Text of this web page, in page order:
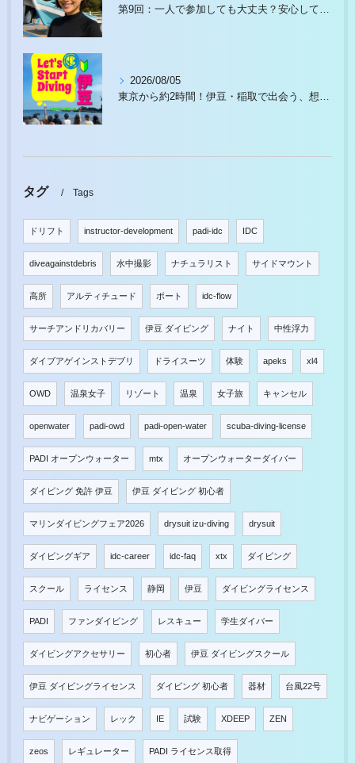
第9回：一人で参加しても大丈夫？安心して始められる理由があります
2026/08/05
東京から約2時間！伊豆・稲取で出会う、想像以上の水中世界
タグ Tags
ドリフト instructor-development padi-idc IDC
diveagainstdebris 水中撮影 ナチュラリスト サイドマウント
高所 アルティチュード ボート idc-flow
サーチアンドリカバリー 伊豆 ダイビング ナイト 中性浮力
ダイブアゲインストデブリ ドライスーツ 体験 apeks xl4
OWD 温泉女子 リゾート 温泉 女子旅 キャンセル
openwater padi-owd padi-open-water scuba-diving-license
PADI オープンウォーター mtx オープンウォーターダイバー
ダイビング 免許 伊豆 伊豆 ダイビング 初心者
マリンダイビングフェア2026 drysuit izu-diving drysuit
ダイビングギア idc-career idc-faq xtx ダイビング
スクール ライセンス 静岡 伊豆 ダイビングライセンス
PADI ファンダイビング レスキュー 学生ダイバー
ダイビングアクセサリー 初心者 伊豆 ダイビングスクール
伊豆 ダイビングライセンス ダイビング 初心者 器材 台風22号
ナビゲーション レック IE 試験 XDEEP ZEN
zeos レギュレーター PADI ライセンス取得